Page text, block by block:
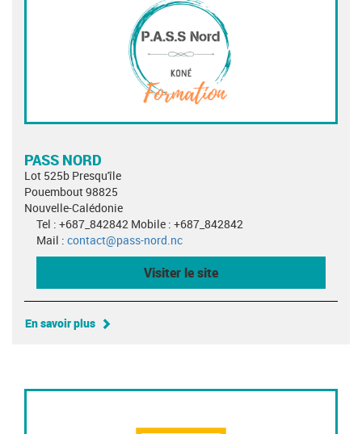
PASS NORD
Lot 525b Presqu'île
Pouembout 98825
Nouvelle-Calédonie
Tel : +687_842842 Mobile : +687_842842
Mail : contact@pass-nord.nc
Visiter le site
En savoir plus